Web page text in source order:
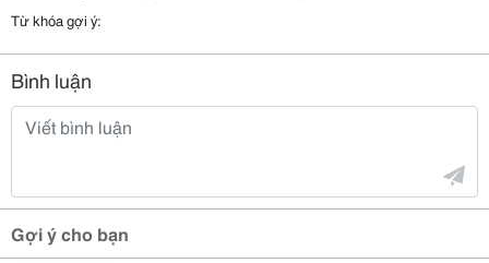
Từ khóa gợi ý:
Bình luận
Gợi ý cho bạn